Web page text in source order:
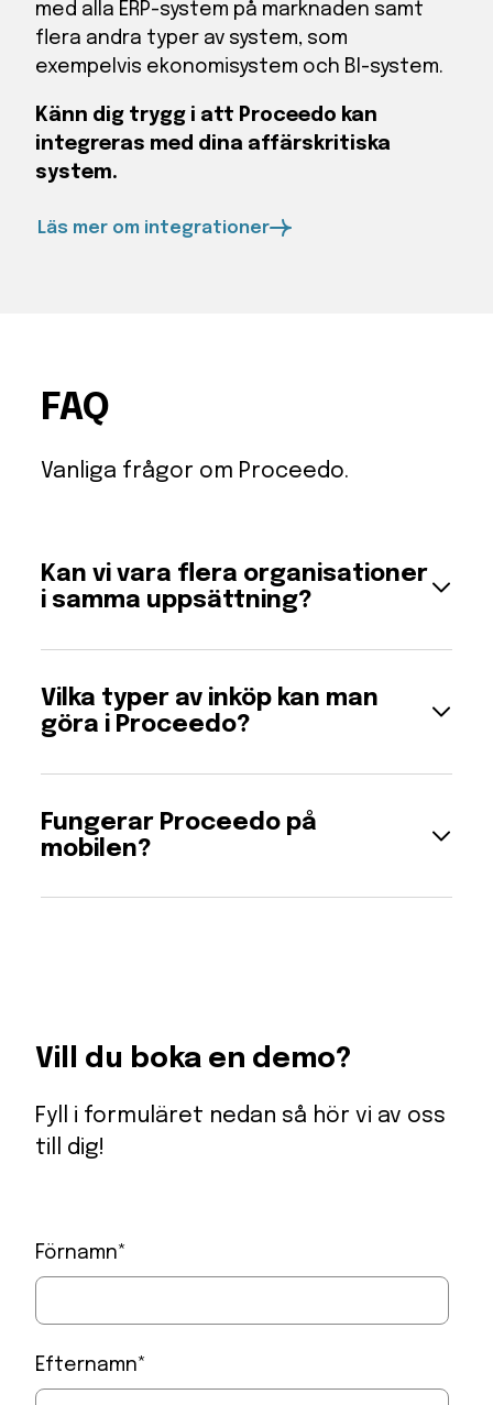
med alla ERP-system på marknaden samt
flera andra typer av system, som
exempelvis ekonomisystem och BI-system.
Känn dig trygg i att Proceedo kan
integreras med dina affärskritiska
system.
Läs mer om integrationer
FAQ
Vanliga frågor om Proceedo.
Kan vi vara flera organisationer
i samma uppsättning?
samma uppsättning av Proceedo. Även i olika
länder.
Vilka typer av inköp kan man
göra i Proceedo?
konsulter, produkter och rekvisitioner. Du kan
även göra förfrågningar.
Fungerar Proceedo på
mobilen?
Vill du boka en demo?
Fyll i formuläret nedan så hör vi av oss
till dig!
Förnamn*
Efternamn*